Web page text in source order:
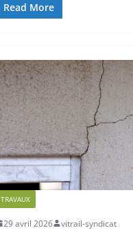
Read More
TRAVAUX
29 avril 2026 vitrail-syndicat